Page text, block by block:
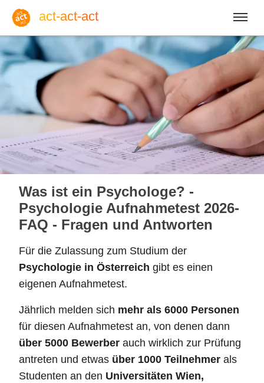
act-act-act
Anmelden
Blog
Fr, 07. August 2026 | 32
Englisch Deutsch
Was ist ein Psychologe? -
Psychologie Aufnahmetest 2026-
FAQ - Fragen und Antworten
Für die Zulassung zum Studium der
Psychologie in Österreich gibt es einen
eigenen Aufnahmetest.
Jährlich melden sich mehr als 6000 Personen
für diesen Aufnahmetest an, von denen dann
über 5000 Bewerber auch wirklich zur Prüfung
antreten und etwas über 1000 Teilnehmer als
Studenten an den Universitäten Wien,